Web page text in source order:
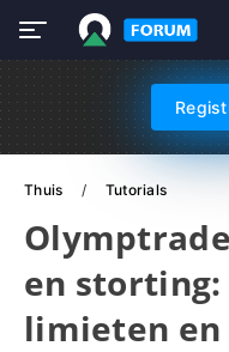
Thuis Tutorials
en
limieten